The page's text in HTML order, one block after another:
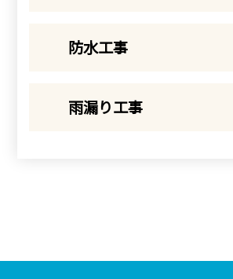
防水工事
雨漏り工事